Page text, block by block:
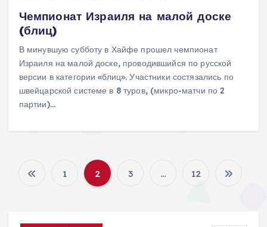
Чемпионат Израиля на малой доске
(блиц)
В минувшую субботу в Хайфе прошел чемпионат
Израиля на малой доске, проводившийся по русской
версии в категории «блиц». Участники состязались по
швейцарской системе в 8 туров, (микро-матчи по 2
партии)…
П
1 2 3 … 12